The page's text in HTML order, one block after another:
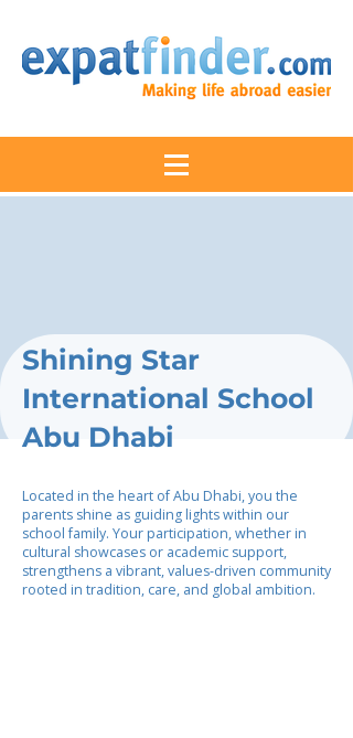
Shining Star
International School
Abu Dhabi
Located in the heart of Abu Dhabi, you the
parents shine as guiding lights within our
school family. Your participation, whether in
cultural showcases or academic support,
strengthens a vibrant, values-driven community
rooted in tradition, care, and global ambition.